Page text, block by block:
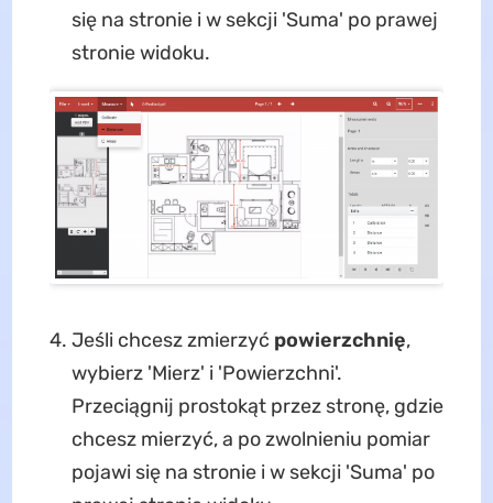
się na stronie i w sekcji 'Suma' po prawej
stronie widoku.
Jeśli chcesz zmierzyć powierzchnię,
wybierz 'Mierz' i 'Powierzchni'.
Przeciągnij prostokąt przez stronę, gdzie
chcesz mierzyć, a po zwolnieniu pomiar
pojawi się na stronie i w sekcji 'Suma' po